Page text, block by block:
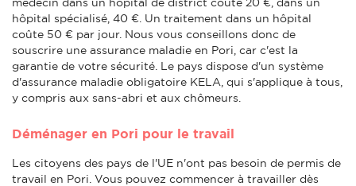
hôpital spécialisé, 40 €. Un traitement dans un hôpital
coûte 50 € par jour. Nous vous conseillons donc de
souscrire une assurance maladie en Pori, car c'est la
garantie de votre sécurité. Le pays dispose d'un système
d'assurance maladie obligatoire KELA, qui s'applique à tous,
y compris aux sans-abri et aux chômeurs.
Déménager en Pori pour le travail
Les citoyens des pays de l'UE n'ont pas besoin de permis de
travail en Pori. Vous pouvez commencer à travailler dès